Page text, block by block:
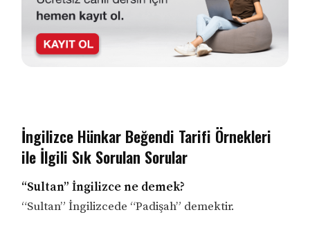
İngilizce Hünkar Beğendi Tarifi Örnekleri
ile İlgili Sık Sorulan Sorular
“Sultan” İngilizce ne demek?
“Sultan” İngilizcede “Padişah” demektir.